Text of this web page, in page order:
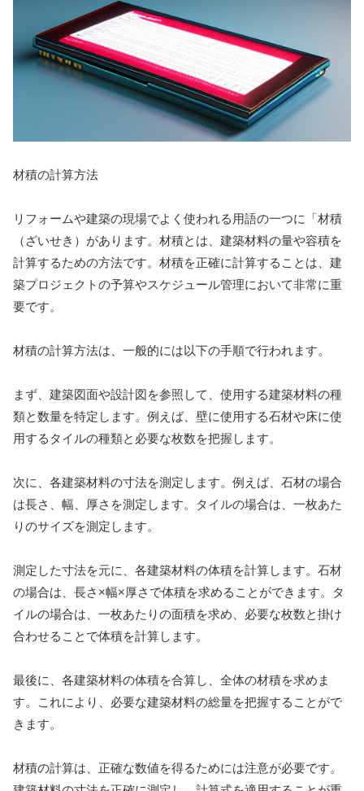
材積の計算方法
リフォームや建築の現場でよく使われる用語の一つに「材積
（ざいせき）があります。材積とは、建築材料の量や容積を
計算するための方法です。材積を正確に計算することは、建
築プロジェクトの予算やスケジュール管理において非常に重
要です。
材積の計算方法は、一般的には以下の手順で行われます。
まず、建築図面や設計図を参照して、使用する建築材料の種
類と数量を特定します。例えば、壁に使用する石材や床に使
用するタイルの種類と必要な枚数を把握します。
次に、各建築材料の寸法を測定します。例えば、石材の場合
は長さ、幅、厚さを測定します。タイルの場合は、一枚あた
りのサイズを測定します。
測定した寸法を元に、各建築材料の体積を計算します。石材
の場合は、長さ×幅×厚さで体積を求めることができます。タ
イルの場合は、一枚あたりの面積を求め、必要な枚数と掛け
合わせることで体積を計算します。
最後に、各建築材料の体積を合算し、全体の材積を求めま
す。これにより、必要な建築材料の総量を把握することがで
きます。
材積の計算は、正確な数値を得るためには注意が必要です。